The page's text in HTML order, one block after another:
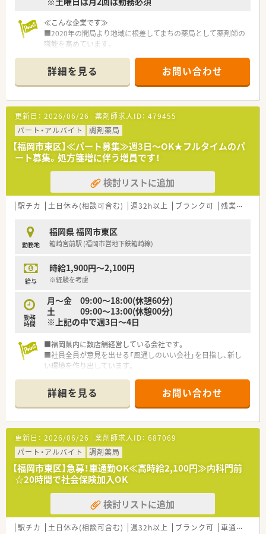
≪こんな企業です≫
■2020年の開局より地域に根差してまちの薬局として薬剤師の
職能を高めています。
ます。
■地域密着型の薬局としてかかりつけにも積極に取り組んでい
ます。
≪こんな薬局です≫
■シフトは木土の午後＋日曜日のお休みになる可能性が高いで
す。
■基本的に午前中が忙しく、午後も稀に繁忙時間となります。
■毎日夕方の落ち着いた時間に薬剤の在庫管理をされておりま
す。
詳細を見る お問い合わせ
更新日： 2026/06/26 薬剤師求人ID： 479455
パート・アルバイト
調剤薬局
【福岡市東区】≪パート募集≫週3日～OK★フルタイムのパ
ート募集。処方箋増に伴う増員です！
検討リストに追加
駅チカ 土日休み(相談可含む) 週32h以上 ブランク可 残業なし(ほぼなし含む)
勤務地
福岡県 福岡市東区
箱崎宮前駅 (福岡市営地下鉄箱崎線)
給与
時給1,900円～2,100円
※経験を考慮
勤務
時間
月～金 09:00～18:00(休憩60分)
土 09:00〜13:00(休憩00分)
※上記の中で週3日～4日
■福岡県内に数店舗経営している会社です。
■社員全員が意見を出せる「風通しのいい会社」を目指し、新し
い環境を作り出しています。
安心してご就業頂ける環境です。
■休憩室も広々としており、非常に働きやすい環境が整っていま
す。
詳細を見る お問い合わせ
更新日： 2026/06/26 薬剤師求人ID： 687069
パート・アルバイト
調剤薬局
【福岡市東区】急募！車通勤OK≪高時給2,100円≫内科門前
☆20時間で社会保険加入OK
検討リストに追加
駅チカ 土日休み(相談可含む) 週32h以上 ブランク可 車通勤可